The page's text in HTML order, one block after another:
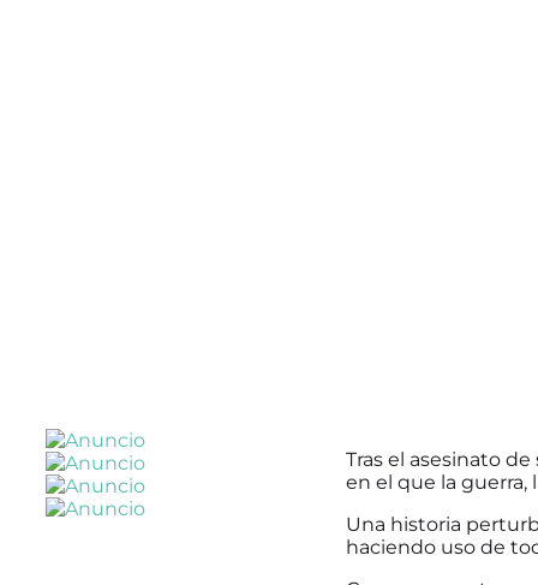
Tras el asesinato
en el que la
Una historia
haciendo uso de